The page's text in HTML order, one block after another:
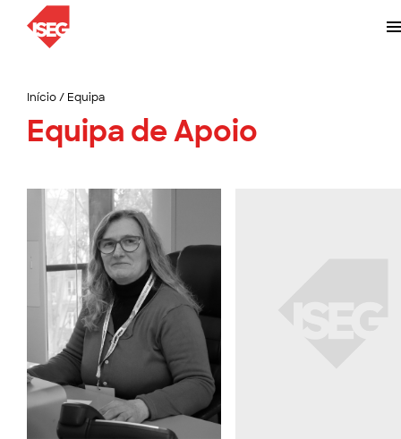
Início/ Equipa
Equipa de Apoio